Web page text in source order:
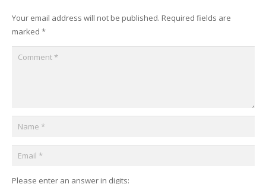
Your email address will not be published. Required fields are
marked *
Please enter an answer in digits: